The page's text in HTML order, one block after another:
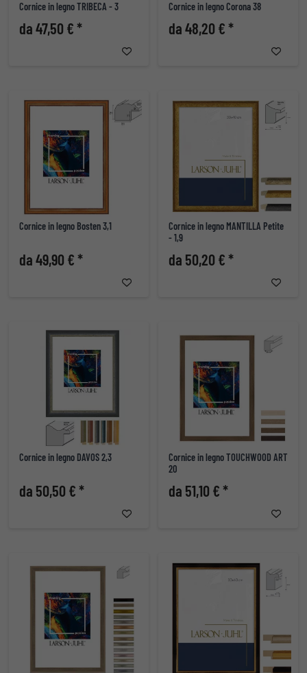
Cornice in legno TRIBECA - 3
da 47,50 € *
Cornice in legno Corona 38
da 48,20 € *
Cornice in legno Bosten 3,1
da 49,90 € *
Cornice in legno MANTILLA Petite
- 1,9
da 50,20 € *
Cornice in legno DAVOS 2,3
da 50,50 € *
Cornice in legno TOUCHWOOD ART
20
da 51,10 € *